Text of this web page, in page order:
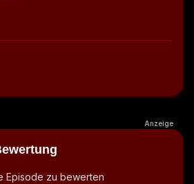
Anzeige
Episode zu bewerten